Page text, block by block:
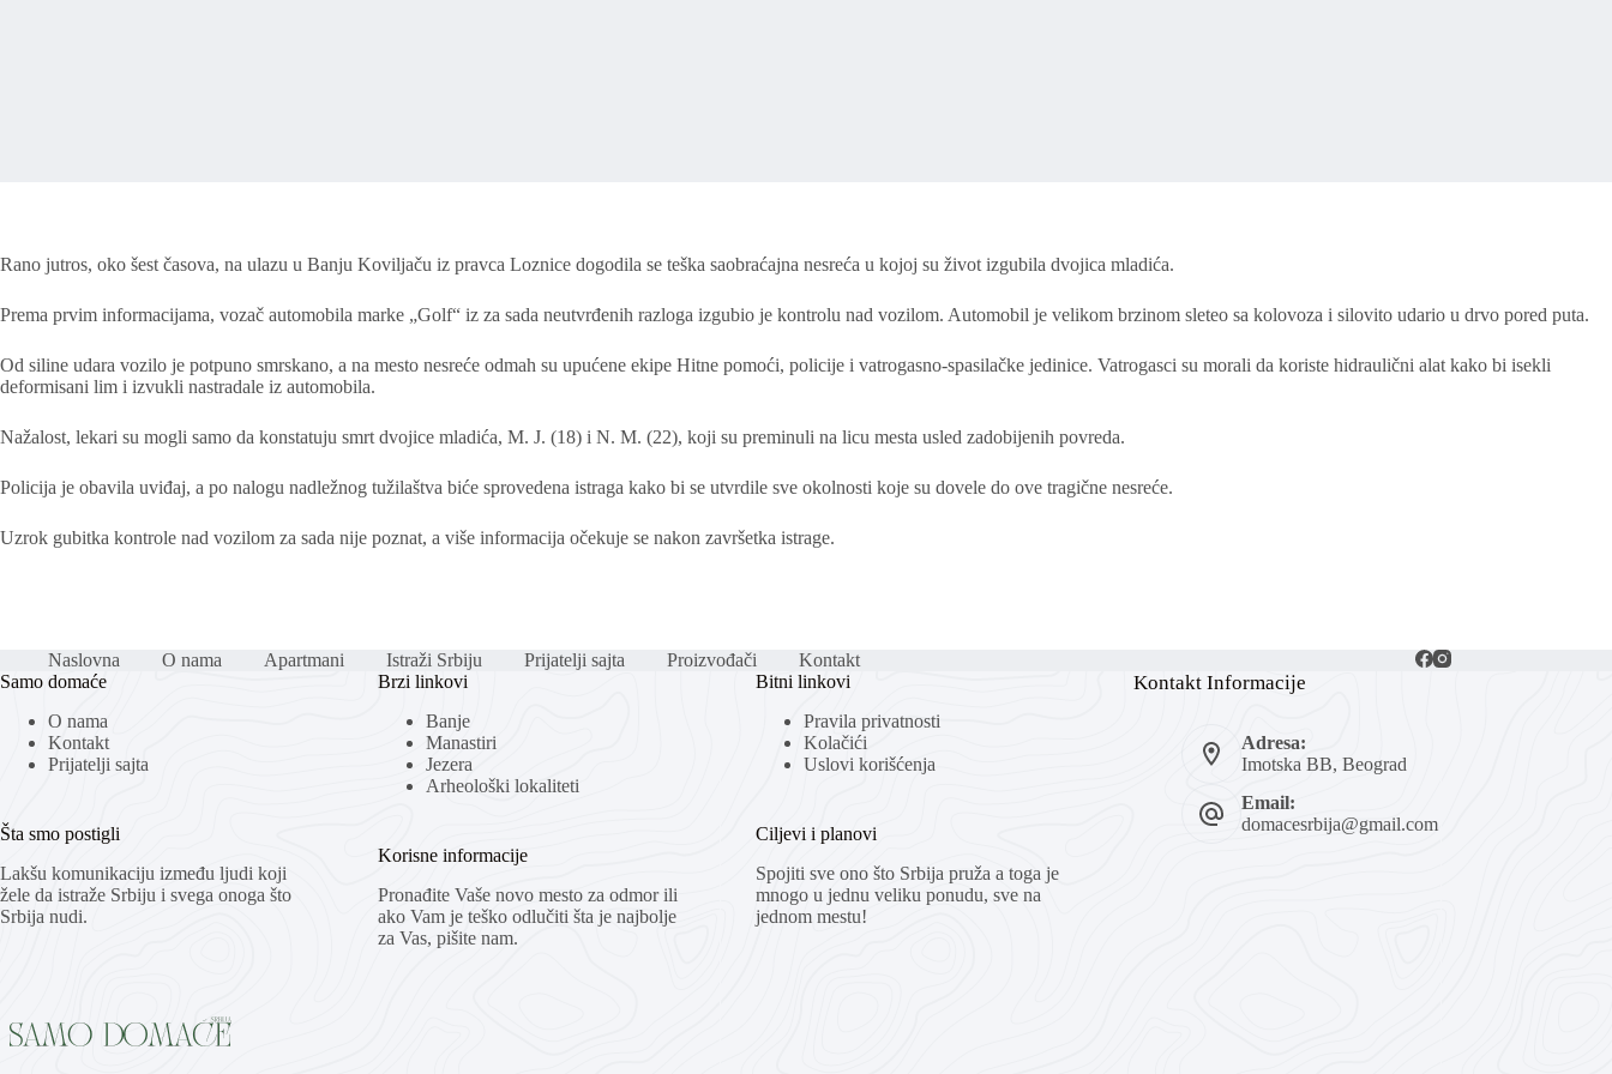
Rano jutros, oko šest časova, na ulazu u Banju Koviljaču iz pravca Loznice dogodila se teška saobraćajna nesreća u kojoj su život izgubila dvojica mladića.
Prema prvim informacijama, vozač automobila marke „Golf“ iz za sada neutvrđenih razloga izgubio je kontrolu nad vozilom. Automobil je velikom brzinom sleteo sa kolovoza i silovito udario u drvo pored puta.
Od siline udara vozilo je potpuno smrskano, a na mesto nesreće odmah su upućene ekipe Hitne pomoći, policije i vatrogasno-spasilačke jedinice. Vatrogasci su morali da koriste hidraulični alat kako bi isekli
deformisani lim i izvukli nastradale iz automobila.
Nažalost, lekari su mogli samo da konstatuju smrt dvojice mladića, M. J. (18) i N. M. (22), koji su preminuli na licu mesta usled zadobijenih povreda.
Policija je obavila uviđaj, a po nalogu nadležnog tužilaštva biće sprovedena istraga kako bi se utvrdile sve okolnosti koje su dovele do ove tragične nesreće.
Uzrok gubitka kontrole nad vozilom za sada nije poznat, a više informacija očekuje se nakon završetka istrage.
Naslovna O nama Apartmani Istraži Srbiju Prijatelji sajta Proizvođači
Kontakt
Samo domaće
O nama
Kontakt
Prijatelji sajta
Šta smo postigli
Lakšu komunikaciju između ljudi koji
žele da istraže Srbiju i svega onoga što
Srbija nudi.
Brzi linkovi
Banje
Manastiri
Jezera
Arheološki lokaliteti
Korisne informacije
Pronađite Vaše novo mesto za odmor ili
ako Vam je teško odlučiti šta je najbolje
za Vas, pišite nam.
Bitni linkovi
Pravila privatnosti
Kolačići
Uslovi korišćenja
Ciljevi i planovi
Spojiti sve ono što Srbija pruža a toga je
mnogo u jednu veliku ponudu, sve na
jednom mestu!
Kontakt Informacije
Adresa:
Imotska BB, Beograd
Email:
domacesrbija@gmail.com